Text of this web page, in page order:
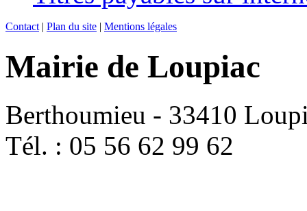
Contact | Plan du site | Mentions légales
Mairie de Loupiac
Berthoumieu - 33410
Tél. : 05 56 62 99 62